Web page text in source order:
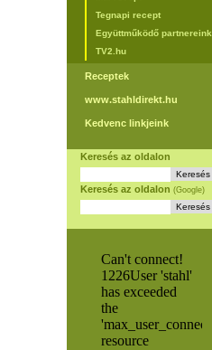
Tegnapi recept
Együttműködő partnereink
TV2.hu
Receptek
www.stahldirekt.hu
Kedvenc linkjeink
Keresés az oldalon
Keresés az oldalon (Google)